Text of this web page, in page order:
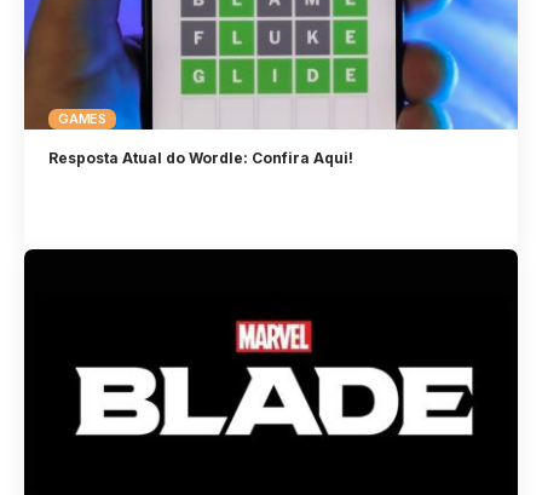
GAMES
Resposta Atual do Wordle: Confira Aqui!